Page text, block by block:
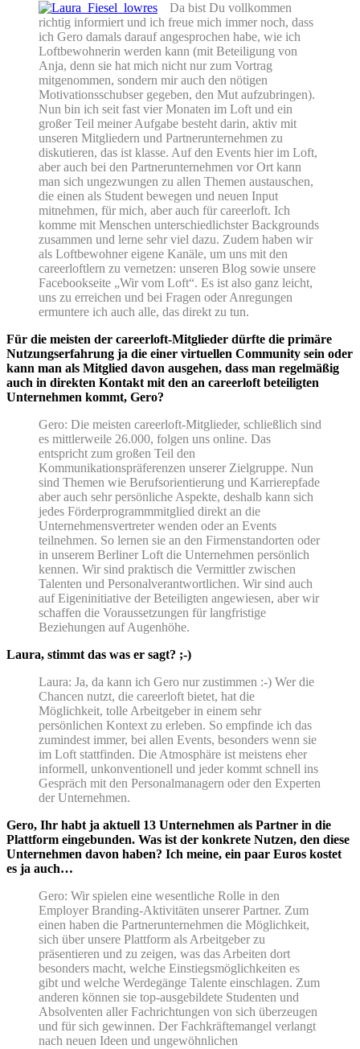
Da bist Du vollkommen
richtig informiert und ich freue mich immer noch, dass
ich Gero damals darauf angesprochen habe, wie ich
Loftbewohnerin werden kann (mit Beteiligung von
Anja, denn sie hat mich nicht nur zum Vortrag
mitgenommen, sondern mir auch den nötigen
Motivationsschubser gegeben, den Mut aufzubringen).
Nun bin ich seit fast vier Monaten im Loft und ein
großer Teil meiner Aufgabe besteht darin, aktiv mit
unseren Mitgliedern und Partnerunternehmen zu
diskutieren, das ist klasse. Auf den Events hier im Loft,
aber auch bei den Partnerunternehmen vor Ort kann
man sich ungezwungen zu allen Themen austauschen,
die einen als Student bewegen und neuen Input
mitnehmen, für mich, aber auch für careerloft. Ich
komme mit Menschen unterschiedlichster Backgrounds
zusammen und lerne sehr viel dazu. Zudem haben wir
als Loftbewohner eigene Kanäle, um uns mit den
careerloftlern zu vernetzen: unseren Blog sowie unsere
Facebookseite „Wir vom Loft“. Es ist also ganz leicht,
uns zu erreichen und bei Fragen oder Anregungen
ermuntere ich auch alle, das direkt zu tun.
Für die meisten der careerloft-Mitglieder dürfte die primäre
Nutzungserfahrung ja die einer virtuellen Community sein oder
kann man als Mitglied davon ausgehen, dass man regelmäßig
auch in direkten Kontakt mit den an careerloft beteiligten
Unternehmen kommt, Gero?
Gero: Die meisten careerloft-Mitglieder, schließlich sind
es mittlerweile 26.000, folgen uns online. Das
entspricht zum großen Teil den
Kommunikationspräferenzen unserer Zielgruppe. Nun
sind Themen wie Berufsorientierung und Karrierepfade
aber auch sehr persönliche Aspekte, deshalb kann sich
jedes Förderprogrammmitglied direkt an die
Unternehmensvertreter wenden oder an Events
teilnehmen. So lernen sie an den Firmenstandorten oder
in unserem Berliner Loft die Unternehmen persönlich
kennen. Wir sind praktisch die Vermittler zwischen
Talenten und Personalverantwortlichen. Wir sind auch
auf Eigeninitiative der Beteiligten angewiesen, aber wir
schaffen die Voraussetzungen für langfristige
Beziehungen auf Augenhöhe.
Laura, stimmt das was er sagt? ;-)
Laura: Ja, da kann ich Gero nur zustimmen :-) Wer die
Chancen nutzt, die careerloft bietet, hat die
Möglichkeit, tolle Arbeitgeber in einem sehr
persönlichen Kontext zu erleben. So empfinde ich das
zumindest immer, bei allen Events, besonders wenn sie
im Loft stattfinden. Die Atmosphäre ist meistens eher
informell, unkonventionell und jeder kommt schnell ins
Gespräch mit den Personalmanagern oder den Experten
der Unternehmen.
Gero, Ihr habt ja aktuell 13 Unternehmen als Partner in die
Plattform eingebunden. Was ist der konkrete Nutzen, den diese
Unternehmen davon haben? Ich meine, ein paar Euros kostet
es ja auch…
Gero: Wir spielen eine wesentliche Rolle in den
Employer Branding-Aktivitäten unserer Partner. Zum
einen haben die Partnerunternehmen die Möglichkeit,
sich über unsere Plattform als Arbeitgeber zu
präsentieren und zu zeigen, was das Arbeiten dort
besonders macht, welche Einstiegsmöglichkeiten es
gibt und welche Werdegänge Talente einschlagen. Zum
anderen können sie top-ausgebildete Studenten und
Absolventen aller Fachrichtungen von sich überzeugen
und für sich gewinnen. Der Fachkräftemangel verlangt
nach neuen Ideen und ungewöhnlichen